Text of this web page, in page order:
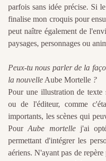
parfois sans idée précise. Si
finalise mon croquis pour
peut naître également de
paysages, personnages ou
Peux-tu nous parler de la
la nouvelle Aube Mortelle ?
Pour une illustration de texte
ou de l'éditeur, comme
importants, les scènes qui
PourAube mortellej'ai opté
permettant d'intégrer les
aériens. N'ayant pas de